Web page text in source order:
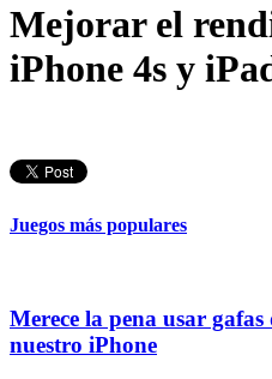
Mejorar el
iPhone 4s y
Juegos más populares
Merece la pena usar
nuestro iPhone